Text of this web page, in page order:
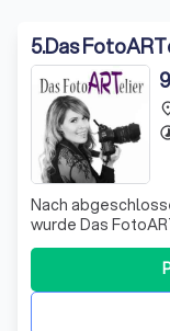
5.Das
Nach
wurde Das
Fachwissen mit
Jahr 2014
wir unzählige
bereit, um Ihre